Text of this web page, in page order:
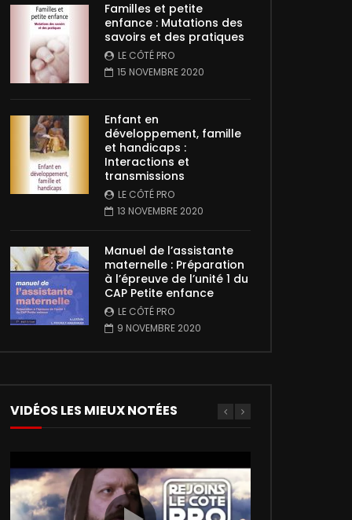
Familles et petite
enfance : Mutations des
savoirs et des pratiques
LE CÔTÉ PRO
15 NOVEMBRE 2020
Enfant en
développement, famille
et handicaps :
Interactions et
transmissions
LE CÔTÉ PRO
13 NOVEMBRE 2020
Manuel de l’assistante
maternelle : Préparation
à l’épreuve de l’unité 1 du
CAP Petite enfance
LE CÔTÉ PRO
9 NOVEMBRE 2020
VIDÉOS LES MIEUX NOTÉES